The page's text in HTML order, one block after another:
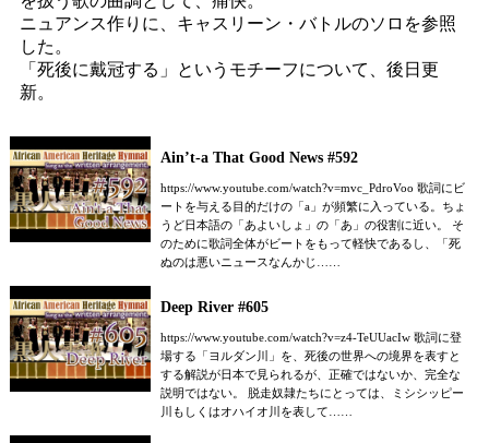
ニュアンス作りに、キャスリーン・バトルのソロを参照
した。
「死後に戴冠する」というモチーフについて、後日更
新。
Ain’t-a That Good News #592
https://www.youtube.com/watch?v=mvc_PdroVoo 歌詞にビ
ートを与える目的だけの「a」が頻繁に入っている。ちょ
うど日本語の「あよいしょ」の「あ」の役割に近い。 そ
のために歌詞全体がビートをもって軽快であるし、「死
ぬのは悪いニュースなんかじ……
Deep River #605
https://www.youtube.com/watch?v=z4-TeUUacIw 歌詞に登
場する「ヨルダン川」を、死後の世界への境界を表すと
する解説が日本で見られるが、正確ではないか、完全な
説明ではない。 脱走奴隷たちにとっては、ミシシッピー
川もしくはオハイオ川を表して……